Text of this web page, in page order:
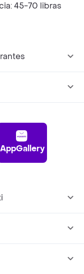
45-70 libras
AppGallery